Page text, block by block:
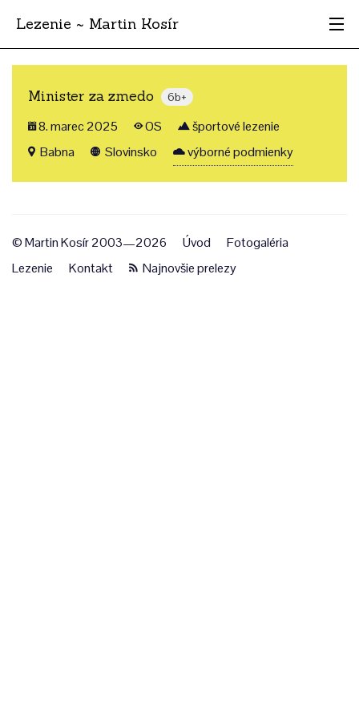
Lezenie ~ Martin Kosír
Najhodnotnejšie
Krajina
Štýl
Minister za zmedo 6b+
8. marec 2025 OS
športové lezenie
Babna
Slovinsko výborné podmienky
© Martin Kosír 2003—2026 Úvod
Fotogaléria
Lezenie
Kontakt Najnovšie prelezy